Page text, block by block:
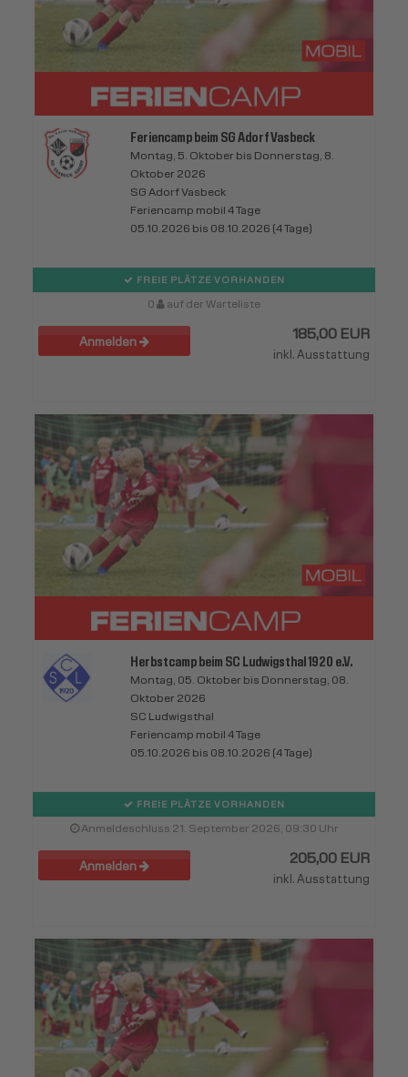
Feriencamp beim SG Adorf Vasbeck
Montag, 5. Oktober bis Donnerstag, 8.
Oktober 2026
SG Adorf Vasbeck
Feriencamp mobil 4 Tage
05.10.2026 bis 08.10.2026 (4 Tage)
FREIE PLÄTZE VORHANDEN
0 auf der Warteliste
Anmelden 185,00 EUR
inkl. Ausstattung
Herbstcamp beim SC Ludwigsthal 1920 e.V.
Montag, 05. Oktober bis Donnerstag, 08.
Oktober 2026
SC Ludwigsthal
Feriencamp mobil 4 Tage
05.10.2026 bis 08.10.2026 (4 Tage)
FREIE PLÄTZE VORHANDEN
Anmeldeschluss 21. September 2026, 09:30 Uhr
Anmelden 205,00 EUR
inkl. Ausstattung